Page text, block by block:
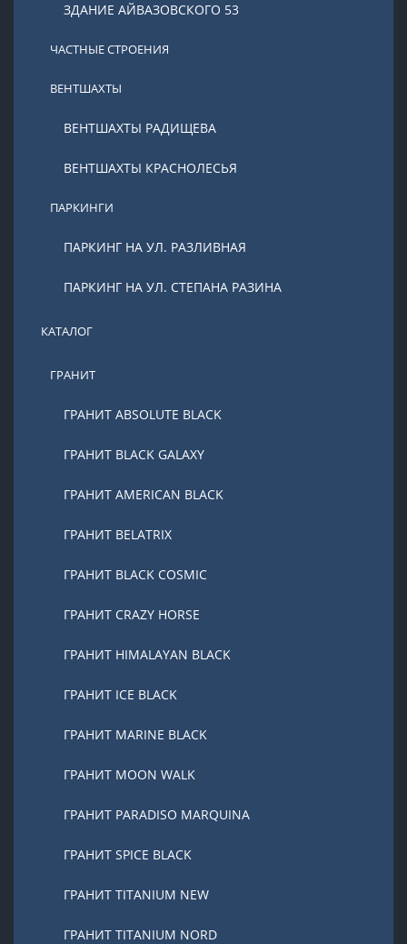
ЗДАНИЕ АЙВАЗОВСКОГО 53
ЧАСТНЫЕ СТРОЕНИЯ
ВЕНТШАХТЫ
ВЕНТШАХТЫ РАДИЩЕВА
ВЕНТШАХТЫ КРАСНОЛЕСЬЯ
ПАРКИНГИ
ПАРКИНГ НА УЛ. РАЗЛИВНАЯ
ПАРКИНГ НА УЛ. СТЕПАНА РАЗИНА
КАТАЛОГ
ГРАНИТ
ГРАНИТ ABSOLUTE BLACK
ГРАНИТ BLACK GALAXY
ГРАНИТ AMERICAN BLACK
ГРАНИТ BELATRIX
ГРАНИТ BLACK COSMIC
ГРАНИТ CRAZY HORSE
ГРАНИТ HIMALAYAN BLACK
ГРАНИТ ICE BLACK
ГРАНИТ MARINE BLACK
ГРАНИТ MOON WALK
ГРАНИТ PARADISO MARQUINA
ГРАНИТ SPICE BLACK
ГРАНИТ TITANIUM NEW
ГРАНИТ TITANIUM NORD